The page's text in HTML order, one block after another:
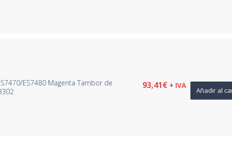
ES7480 Magenta Tambor de
93,41€ + IVA
Añadir al